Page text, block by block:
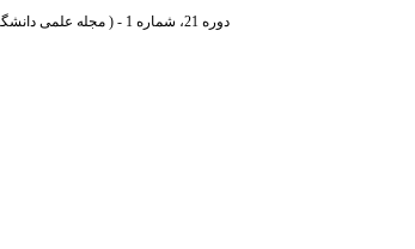
دوره 21، شماره 1 - ( مجله علمی دانشگاه علوم پزشکی کردستان 1395 )